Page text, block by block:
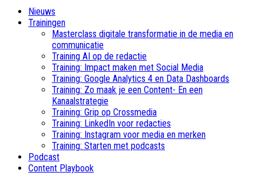
Nieuws
Trainingen
Masterclass digitale transformatie in de media en
communicatie
Training AI op de redactie
Training: Impact maken met Social Media
Training: Google Analytics 4 en Data Dashboards
Training: Zo maak je een Content- En een
Kanaalstrategie
Training: Grip op Crossmedia
Training: LinkedIn voor redacties
Training: Instagram voor media en merken
Training: Starten met podcasts
Podcast
Content Playbook